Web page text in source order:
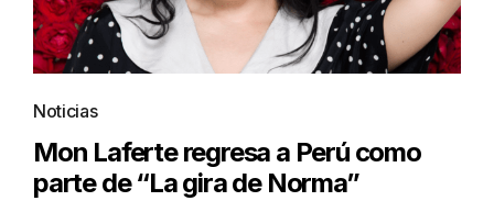
Noticias
Mon Laferte regresa a Perú como
parte de “La gira de Norma”